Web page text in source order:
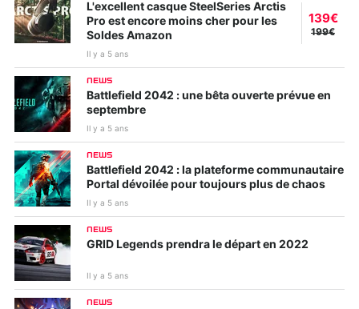
L'excellent casque SteelSeries Arctis
Pro est encore moins cher pour les
Soldes Amazon
Il y a 5 ans
139€
199€
NEWS
Battlefield 2042 : une bêta ouverte prévue en
septembre
Il y a 5 ans
NEWS
Battlefield 2042 : la plateforme communautaire
Portal dévoilée pour toujours plus de chaos
Il y a 5 ans
NEWS
GRID Legends prendra le départ en 2022
Il y a 5 ans
NEWS